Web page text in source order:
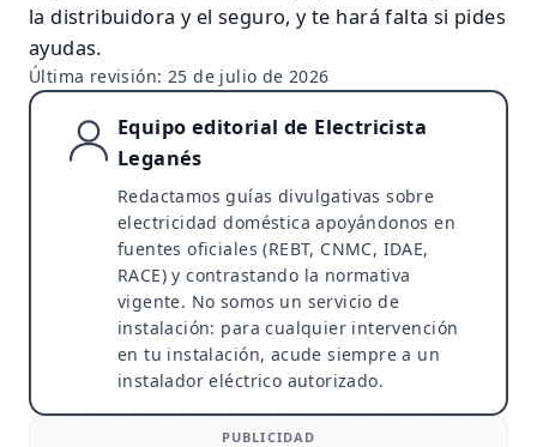
la distribuidora y el seguro, y te hará falta si pides
ayudas.
Última revisión: 25 de julio de 2026
Equipo editorial de Electricista
Leganés
Redactamos guías divulgativas sobre
electricidad doméstica apoyándonos en
fuentes oficiales (REBT, CNMC, IDAE,
RACE) y contrastando la normativa
vigente. No somos un servicio de
instalación: para cualquier intervención
en tu instalación, acude siempre a un
instalador eléctrico autorizado.
PUBLICIDAD